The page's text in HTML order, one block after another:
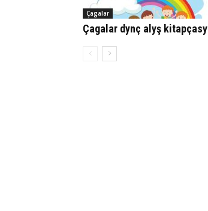
Çagalar
Çagalar dynç alyş kitapçasy